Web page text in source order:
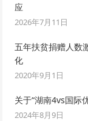
应
2026年7月11日
五年扶贫捐赠人数
化
2020年9月1日
关于“湖南4vs国际
2024年8月9日